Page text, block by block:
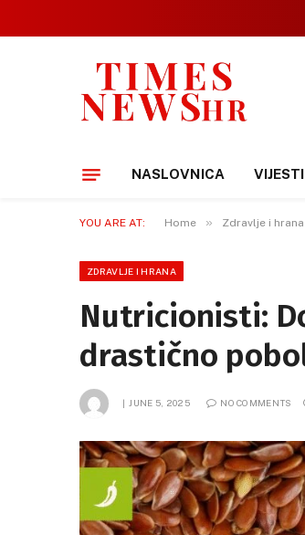
NASLOVNICA VIJESTI
YOU ARE AT: Home » Zdravlje i hrana
ZDRAVLJE I HRANA
Nutricionisti:
drastično
JUNE 5, 2025 NO COMMENTS